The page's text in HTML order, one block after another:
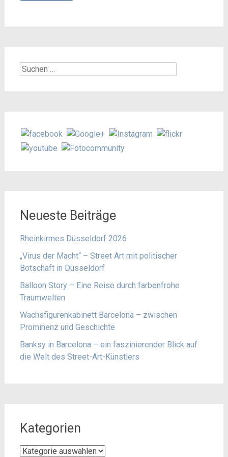
Suchen
Neueste Beiträge
Rheinkirmes Düsseldorf 2026
„Virus der Macht“ – Street Art mit politischer
Botschaft in Düsseldorf
Balloon Story – Eine Reise durch farbenfrohe
Traumwelten
Wachsfigurenkabinett Barcelona – zwischen
Prominenz und Geschichte
Banksy in Barcelona – ein faszinierender Blick auf
die Welt des Street-Art-Künstlers
Kategorien
Kategorien